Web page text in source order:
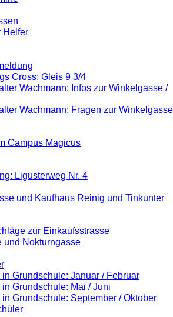
Cross: Gleis 9 3/4
Wachmann: Infos zur Winkelgasse /
Wachmann: Fragen zur Winkelgasse
Campus Magicus
Ligusterweg Nr. 4
und Kaufhaus Reinig und Tinkunter
zur Einkaufsstrasse
Nokturngasse
Grundschule: Januar / Februar
Grundschule: Mai / Juni
Grundschule: September / Oktober